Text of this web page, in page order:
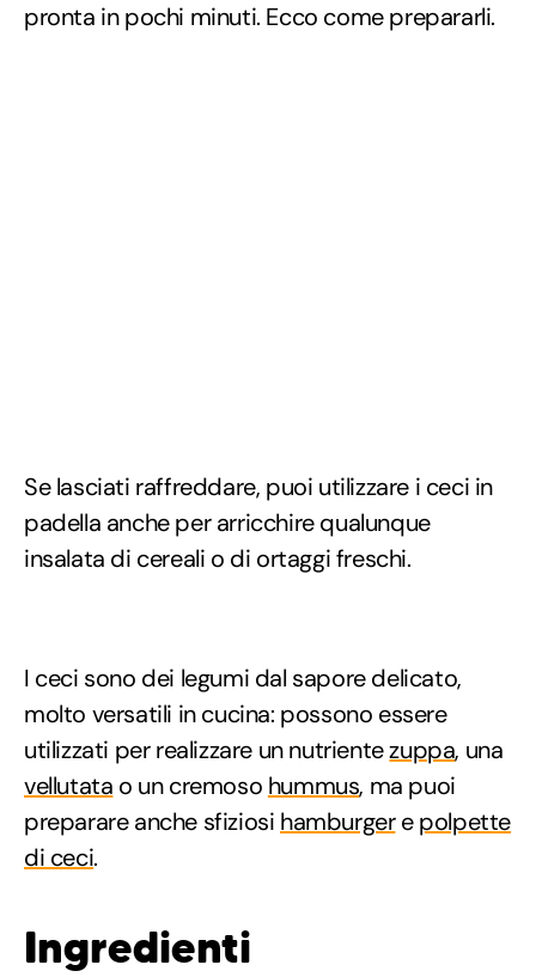
pronta in pochi minuti. Ecco come prepararli.
Se lasciati raffreddare, puoi utilizzare i ceci in
padella anche per arricchire qualunque
insalata di cereali o di ortaggi freschi.
I ceci sono dei legumi dal sapore delicato,
molto versatili in cucina: possono essere
utilizzati per realizzare un nutrientezuppa, una
vellutata o un cremoso hummus, ma puoi
preparare anche sfiziosi hamburgerepolpette
di ceci.
Ingredienti